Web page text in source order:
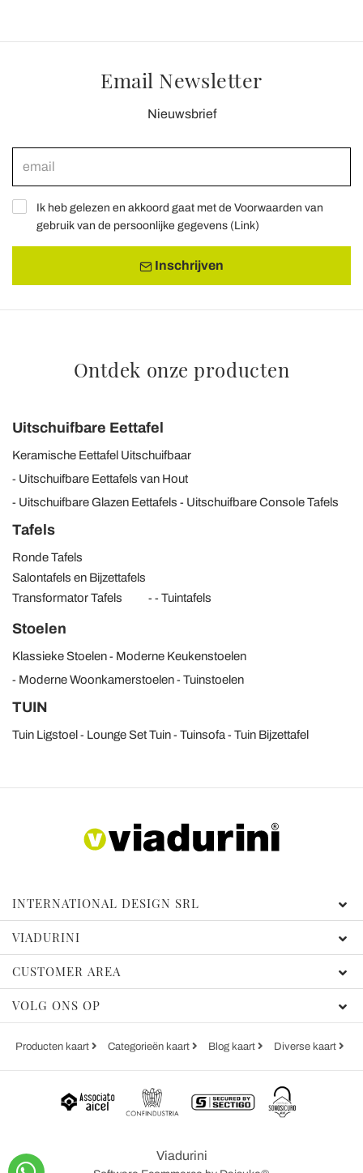
Email Newsletter
Nieuwsbrief
Ik heb gelezen en akkoord gaat met de Voorwaarden van
gebruik van de persoonlijke gegevens (Link)
Inschrijven
Ontdek onze producten
Uitschuifbare Eettafel
Keramische Eettafel Uitschuifbaar
Uitschuifbare Eettafels van Hout
Uitschuifbare Glazen Eettafels
Uitschuifbare Console Tafels
Tafels
Ronde Tafels
Salontafels en Bijzettafels
Transformator Tafels
Tuintafels
Stoelen
Klassieke Stoelen
Moderne Keukenstoelen
Moderne Woonkamerstoelen
Tuinstoelen
TUIN
Tuin Ligstoel Lounge Set Tuin Tuinsofa Tuin Bijzettafel
INTERNATIONAL DESIGN SRL
VIADURINI
CUSTOMER AREA
VOLG ONS OP
Producten kaart Categorieën kaart Blog kaart Diverse kaart
Viadurini